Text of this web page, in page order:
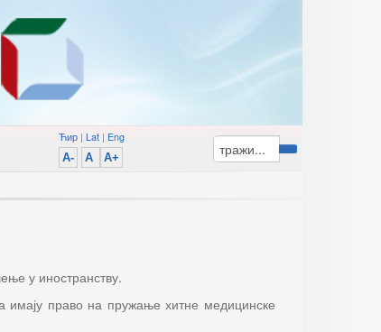
Ћир| Lat| Eng
A-
A A+
у иностранству.
имају право на пружање хитне медицинске